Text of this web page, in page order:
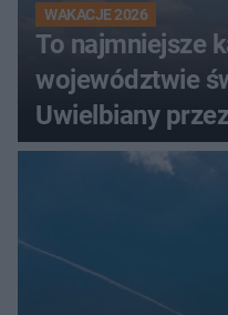
WAKACJE 2026
To najmniejsze
województwie
Uwielbiany
turystów